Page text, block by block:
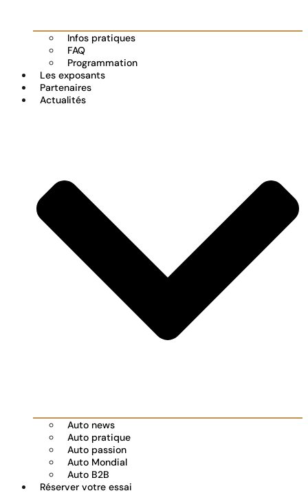
Infos pratiques
FAQ
Programmation
Les exposants
Partenaires
Actualités
Auto news
Auto pratique
Auto passion
Auto Mondial
Auto B2B
Réserver votre essai